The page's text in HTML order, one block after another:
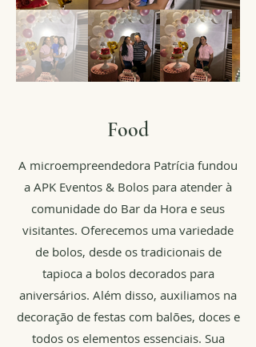
Food
A microempreendedora Patrícia fundou
a APK Eventos & Bolos para atender à
comunidade do Bar da Hora e seus
visitantes. Oferecemos uma variedade
de bolos, desde os tradicionais de
tapioca a bolos decorados para
aniversários. Além disso, auxiliamos na
decoração de festas com balões, doces e
todos os elementos essenciais. Sua